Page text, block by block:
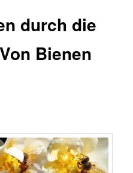
durch die
Bienen